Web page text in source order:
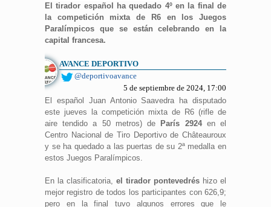
El tirador español ha quedado 4º en la final de
la competición mixta de R6 en los Juegos
Paralímpicos que se están celebrando en la
capital francesa.
AVANCE DEPORTIVO
@deportivoavance
5 de septiembre de 2024, 17:00
El español Juan Antonio Saavedra ha disputado
este jueves la competición mixta de R6 (rifle de
aire tendido a 50 metros) de París 2924en el
Centro Nacional de Tiro Deportivo de Châteauroux
y se ha quedado a las puertas de su 2ª medalla en
estos Juegos Paralímpicos.
En la clasificatoria, el tirador pontevedrés hizo el
mejor registro de todos los participantes con 626,9;
pero en la final tuvo algunos errores que le